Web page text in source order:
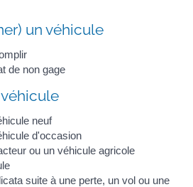
un véhicule
de non gage
neuf
d'occasion
ou un véhicule agricole
suite à une perte, un vol ou une